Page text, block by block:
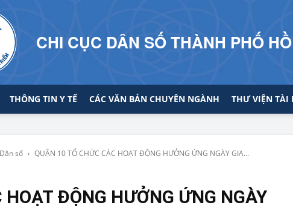
CHI CỤC DÂN SỐ THÀNH PHỐ
THÔNG TIN Y TẾ CÁC VĂN BẢN CHUYÊN NGÀNH THƯ VIỆN TÀI
số QUẬN 10 TỔ CHỨC CÁC HOẠT ĐỘNG HƯỞNG ỨNG NGÀY GIA...
ĐỘNG HƯỞNG ỨNG NGÀY